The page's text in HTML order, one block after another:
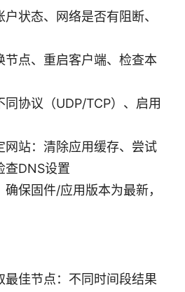
状态、网络是否有阻断、
节点、重启客户端、检查本
同协议（UDP/TCP）、启用
网站：清除应用缓存、尝试
查DNS设置
保固件/应用版本为最新，
最佳节点：不同时间段结果